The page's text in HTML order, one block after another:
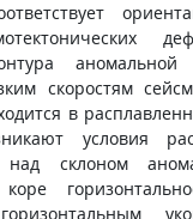
скоростям
в
условия
склоном